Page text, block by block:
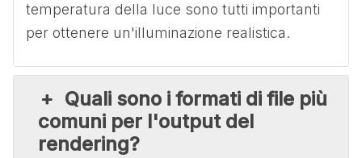
temperatura della luce sono tutti importanti
per ottenere un'illuminazione realistica.
Quali sono i formati di file più
comuni per l'output del
rendering?